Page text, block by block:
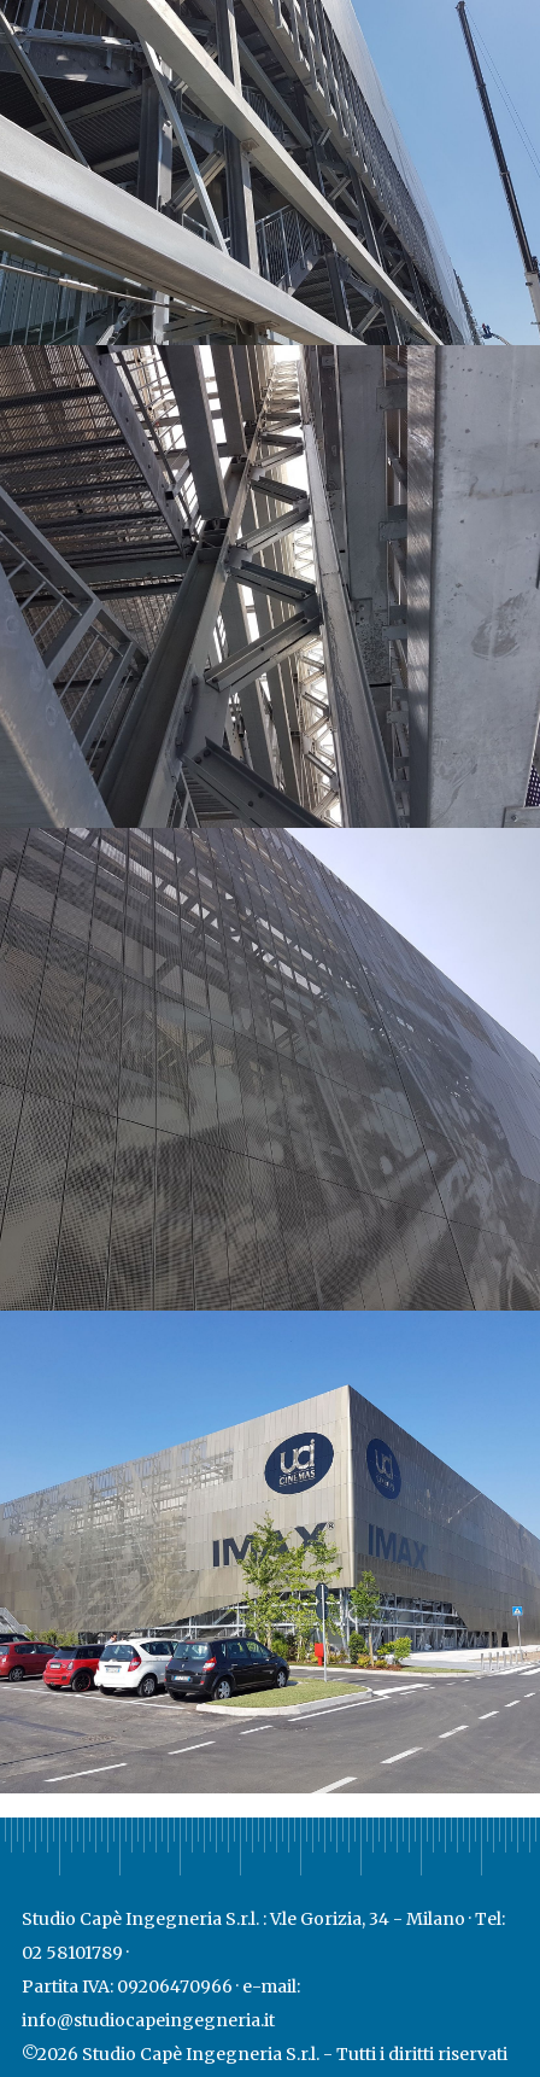
Studio Capè Ingegneria S.r.l. : V.le Gorizia, 34 - Milano · Tel:
02 58101789 ·
Partita IVA: 09206470966 · e-mail:
info@studiocapeingegneria.it
©2026 Studio Capè Ingegneria S.r.l. - Tutti i diritti riservati